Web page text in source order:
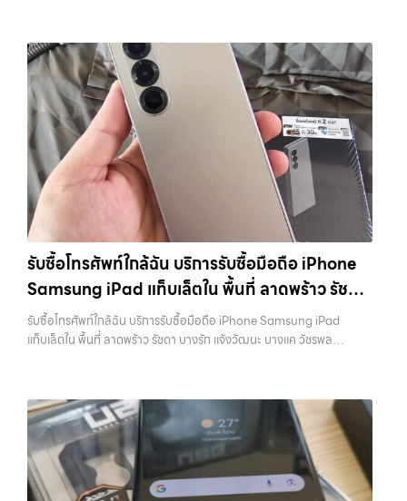
แค่เครื่องใช้ไฟฟ้า แต่เป็นทรัพย์สินที่มีมูลค่า คุณอาจต้องการเปลี่ยนรุ่น หรือ
ต้องการเงินด่วน เราจึงมอบบริการประเมินสภาพเครื่อง ฟรี ปราบปราม
ความยุ่งยากทั้งหลาย โดยเน้น โปร่งใส มั่นใจได้ และจ่ายเงินทันทีเมื่อตกลง
ซื้อขายสำเร็จ บริการของเราครอบคลุมทั้ง iPhone สายใหม่-เก่า,
Samsung ทุกรุ่น, iPad และแท็บเล็ตทุกแบรนด์ เรารับถึงแม้จะอยู่ในสภาพ
ใช้งานแล้ว ตกแต่งแล้ว หรือมีรอยบ้าง เพราะมูลค่าของเครื่องไม่ได้ขึ้นอยู่แค่
ยี่ห้อ แต่ขึ้นอยู่กับสภาพจริง ความครบชุด และความสะดวกในการขายของ
คุณ เราจึงตั้งใจให้บริการในเขต ลาดพร้าว, รัชดา, บางรัก, แจ้งวัฒนะ,
บางแค, วัชรพล, รามอินทรา, บางนา, บางพลี, เกษตรนวมินทร์, เสนานิคม,
วังหิน อย่างเต็มที่ ไม่ว่าคุณจะค้นหาคำว่า “รับซื้อมือถือใกล้ฉัน”, “รับซื้อ
โทรศัพท์มือสองกรุงเทพ”, “ขาย iPad ได้ราคา”, “รับซื้อแท็บเล็ต กรุงเทพ
ถึงที่”, หรือ “รับซื้อ Samsung มือสอง ราคาสูง” — ที่นี่คือคำตอบ เพราะ
บริการของเรามุ่งตรงให้คุณได้รับราคาและความสะดวกสบายที่เหนือกว่า
เลือกเราแล้วคุณจะได้บริการที่คุณไว้วางใจ พร้อมทีมงานที่พร้อมอำนวย
ความสะดวก นัดรับถึงที่ ตรวจสภาพอย่างมืออาชีพ และจ่ายเงินทันที
ทั้งหมดนี้เพื่อให้การขายอุปกรณ์ของคุณเป็นเรื่องง่ายขึ้น ดีกว่า รวดเร็วกว่า
วัชรพล, รามอินทรา, รวมถึง บางนา, บางพลี, เกษตรนวมินทร์, เสนานิคม,
วังหินไม่ว่าคุณจะต้องการ รับซื้อโทรศัพท์, รับซื้อแมคบุค, รับซื้อโน๊ตบุ๊ค, รับ
ซื้อแท็บเล็ต, หรือบริการอื่นๆ เกี่ยวกับสินค้าไอที กรุงเทพฯ…
ดา บางรัก แจ้งวัฒนะ บางแค วัชรพล รามอินทรา รับซื้อโน๊ตบุ๊คแจ้งวัฒนะ
— บริการรับซื้อมือถือ iPhone Samsung iPad แท็บเล็ตใน พื้นที่
ลาดพร้าว รัชดา บางรัก แจ้งวัฒนะ บางแค วัชรพล รามอินทรา พร้อมจ่าย
เงินทันที รับซื้อโน๊ตบุ๊คแจ้งวัฒนะ บริการรับซื้อมือถือ iPhone Samsung
iPad แท็บเล็ตใน พื้นที่ ลาดพร้าว รัชดา บางรัก แจ้งวัฒนะ บางแค วัชรพล
รามอินทรา… รับซื้อโน๊ตบุ๊คแจ้งวัฒนะ รับซื้อ Samsung และมือถือ
Android ทุกยี่ห้อ ไม่ว่าจะรุ่นใหม่หรือรุ่นเก่า ประสบการณ์เหนือระดับกับ
การ รับซื้อไอโฟน, รับซื้อไอแพด, รับซื้อมือถือ ยินดีต้อนรับสู่ “รับซื้อขายมือ
ถือ.com” เว็บไซต์ที่คุณไว้วางใจได้ สำหรับบริการ รับซื้อ มือถือ iPhone,
Samsung, iPad, แท็บเล็ต ทุกยี่ห้อ ให้ราคาสูง พร้อมจ่ายเงินทันที
ครอบคลุมพื้นที่ ลาดพร้าว, รัชดา, บางรัก, แจ้งวัฒนะ, บางแค, วัชรพล,
รามอินทรา และเขตกรุงเทพฯ ใกล้ “ใกล้ ฉัน” ที่สุด ในยุคที่สมาร์ทโฟน
แท็บเล็ต และอุปกรณ์ไอทีใหม่ๆ เปลี่ยนรุ่นกันแทบทุกช่วงเวลา อุปกรณ์ที่คุณ
ใช้แล้วอาจกลายเป็นของที่ไม่ได้ใช้งานอยู่เฉยๆ เว็บไซต์ของเราจึงเกิดขึ้นเพื่อ
ทันที ด้วยบริการ รับซื้อไอโฟน, รับซื้อไอแพด, รับซื้อมือถือ, รับซื้อโทรศัพท์,
รับซื้อโน๊ตบุ๊ค, รับซื้อแท็บเล็ต, รับซื้อสินค้าไอทีกรุงเทพมหานคร อย่างครบ
ถือ.com” เราเข้าใจดีว่าอุปกรณ์แต่ละชิ้นไม่ใช่แค่เครื่องใช้ไฟฟ้า แต่เป็น
ทรัพย์สินที่มีมูลค่า คุณอาจต้องการเปลี่ยนรุ่น หรือต้องการเงินด่วน เราจึง
มอบบริการประเมินสภาพเครื่อง ฟรี ปราบปรามความยุ่งยากทั้งหลาย โดย
เน้น โปร่งใส มั่นใจได้ และจ่ายเงินทันทีเมื่อตกลงซื้อขายสำเร็จ บริการของเรา
ครอบคลุมทั้ง iPhone สายใหม่-เก่า, Samsung ทุกรุ่น, iPad และแท็บเล็ต
รับซื้อโทรศัพท์ใกล้ฉัน บริการรับซื้อมือถือ iPhone
Samsung iPad แท็บเล็ตใน พื้นที่ ลาดพร้าว รัชดา
บางรัก แจ้งวัฒนะ บางแค วัชรพล รามอินทรา
พร้อมจ่ายเงินทันที
รับซื้อโทรศัพท์ใกล้ฉัน บริการรับซื้อมือถือ iPhone Samsung iPad
แท็บเล็ตใน พื้นที่ ลาดพร้าว รัชดา บางรัก แจ้งวัฒนะ บางแค วัชรพล
ดา บางรัก แจ้งวัฒนะ บางแค วัชรพล รามอินทรา รับซื้อโทรศัพท์ใกล้ฉัน —
บริการรับซื้อมือถือ iPhone Samsung iPad แท็บเล็ตใน พื้นที่ ลาดพร้าว
รัชดา บางรัก แจ้งวัฒนะ บางแค วัชรพล รามอินทรา พร้อมจ่ายเงินทันที รับ
ซื้อโทรศัพท์ใกล้ฉัน บริการรับซื้อมือถือ iPhone Samsung iPad แท็บเล็ต
ใน พื้นที่ ลาดพร้าว รัชดา บางรัก แจ้งวัฒนะ บางแค วัชรพล รามอินทรา…
รับซื้อโทรศัพท์ใกล้ฉัน บริการถึงพื้นที่ เขตลาดพร้าว, รัชดา, บางรัก,